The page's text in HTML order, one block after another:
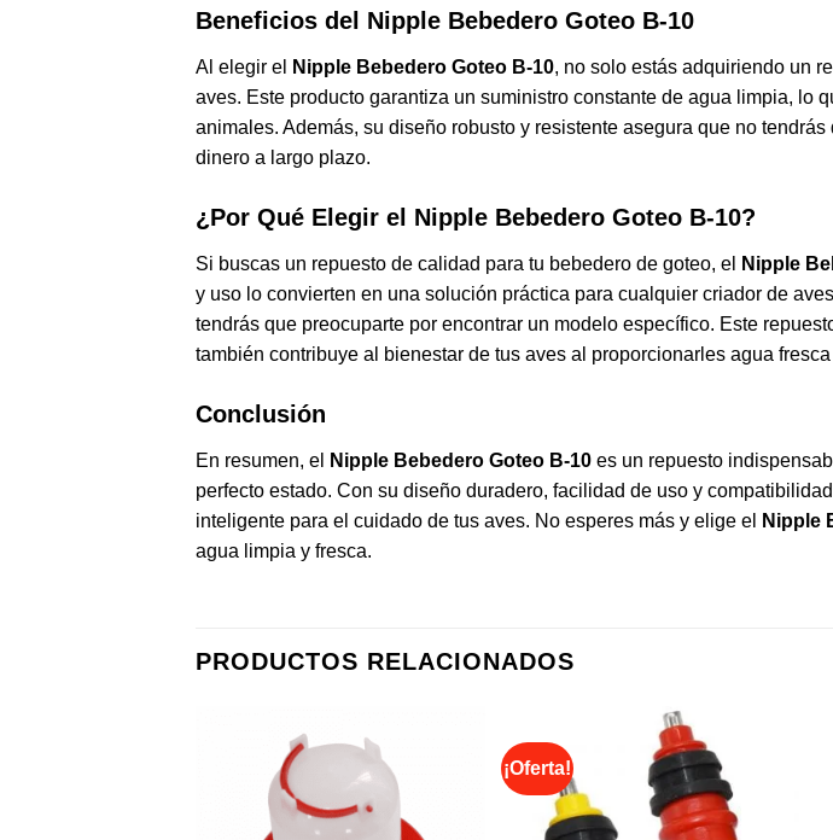
Beneficios del Nipple Bebedero Goteo B-10
Al elegir el Nipple Bebedero Goteo B-10, no solo estás adquiriendo un
aves. Este producto garantiza un suministro constante de agua limpia, lo
animales. Además, su diseño robusto y resistente asegura que no
dinero a largo plazo.
¿Por Qué Elegir el Nipple Bebedero Goteo B-10?
Si buscas un repuesto de calidad para tu bebedero de goteo, el Nipple
y uso lo convierten en una solución práctica para cualquier criador de
tendrás que preocuparte por encontrar un modelo específico. Este
también contribuye al bienestar de tus aves al proporcionarles agua
Conclusión
En resumen, el Nipple Bebedero Goteo B-10 es un repuesto
perfecto estado. Con su diseño duradero, facilidad de uso y
inteligente para el cuidado de tus aves. No esperes más y elige el
Nipple
agua limpia y fresca.
PRODUCTOS RELACIONADOS
¡Oferta!